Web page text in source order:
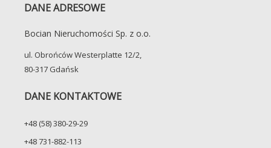
DANE ADRESOWE
Bocian Nieruchomości Sp. z o.o.
ul. Obrońców Westerplatte 12/2,
80-317 Gdańsk
DANE KONTAKTOWE
+48 (58) 380-29-29
+48 731-882-113